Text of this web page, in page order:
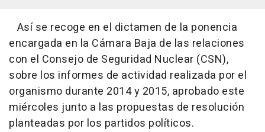
Así se recoge en el dictamen de la ponencia
encargada en la Cámara Baja de las relaciones
con el Consejo de Seguridad Nuclear (CSN),
sobre los informes de actividad realizada por el
organismo durante 2014 y 2015, aprobado este
miércoles junto a las propuestas de resolución
planteadas por los partidos políticos.